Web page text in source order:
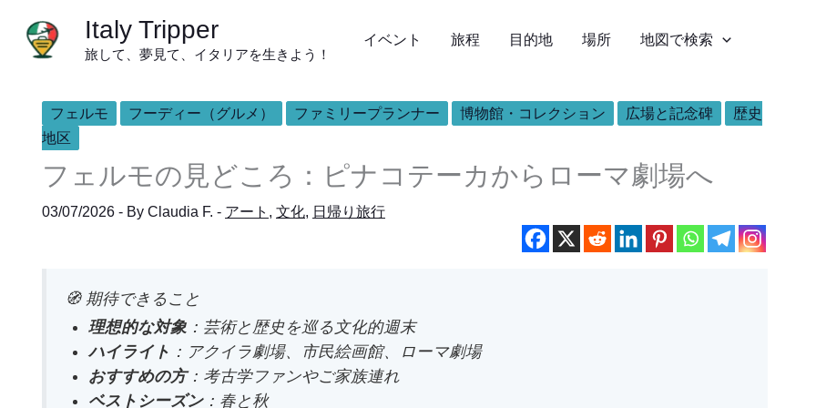
Italy Tripper
旅して、夢見て、イタリアを生きよう！
イベント 旅程 目的地 場所 地図で検索
フェルモ フーディー（グルメ） ファミリープランナー 博物館・コレクション 広場と記念碑
歴史
地区
フェルモの見どころ：ピナコテーカからローマ劇場へ
03/07/2026 - By Claudia F. - アート , 文化, 日帰り旅行
🧭 期待できること
理想的な対象 ：芸術と歴史を巡る文化的週末
ハイライト ：アクイラ劇場、市民絵画館、ローマ劇場
おすすめの方：考古学ファンやご家族連れ
ベストシーズン：春と秋